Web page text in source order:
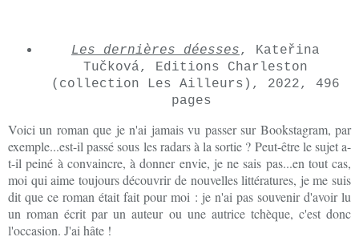
Les dernières déesses, Kateřina
Tučková, Editions Charleston
(collection Les Ailleurs), 2022, 496
pages
Voici un roman que je n'ai jamais vu passer sur Bookstagram, par
exemple...est-il passé sous les radars à la sortie ? Peut-être le sujet a-
t-il peiné à convaincre, à donner envie, je ne sais pas...en tout cas,
moi qui aime toujours découvrir de nouvelles littératures, je me suis
dit que ce roman était fait pour moi : je n'ai pas souvenir d'avoir lu
un roman écrit par un auteur ou une autrice tchèque, c'est donc
l'occasion. J'ai hâte !